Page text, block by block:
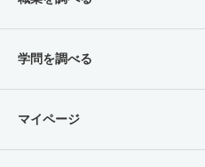
学問を調べる
マイページ